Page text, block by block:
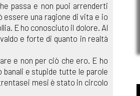
passa e non puoi arrenderti
una ragione di vita e io
E ho conosciuto il dolore. Al
e forte di quanto in realtà
e non per ciò che ero. E ho
e stupide tutte le parole
mesi è stato in circolo